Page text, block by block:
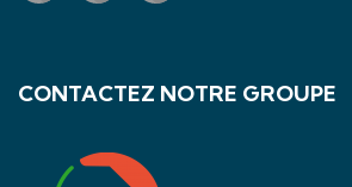
CONTACTEZ NOTRE GROUPE